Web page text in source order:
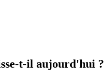
t-il aujourd'hui ?